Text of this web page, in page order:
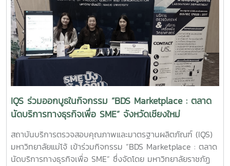
ลงพื้นที่ในครั้งนี้ นำโดย ผู้ช่วยศาสตราจารย์ ดร.ฉันทนา ซูแสวง
ทรัพย์ รองผู้อำนวยการฝ่ายวิจัยและนวัตกรรม และ นายพัฒน์ โก
จินอก หัวหน้าฝ่ายพัฒนาและส่งเสริมปัจจัยการผลิต พร้อมด้วย
บุคลากรในฝ่าย ได้แก่ นางสาววาสนา กาฬภักดี นักวิทยาศาสตร์
นายสหรัฐ ตั๋นก้อน เจ้าหน้าที่ขายจุลินทรีย์ และ นายนิวัช ออนศรี
ผู้ปฏิบัติงานเกษตร การให้คำแนะนำและสาธิตการใช้งานในครั้งนี้
มุ่งเน้นการถ่ายทอดองค์ความรู้เกี่ยวกับการใช้ผลิตภัณฑ์จุลินทรีย์
ให้เหมาะสมกับพื้นที่ใช้งานจริง พร้อมแลกเปลี่ยนข้อมูลและข้อ
เสนอแนะกับผู้ประกอบการ เพื่อให้สามารถนำผลิตภัณฑ์ไป
ประยุกต์ใช้ได้อย่างเกิดประสิทธิภาพสูงสุด และส่งเสริมการจัดการ
สิ่งแวดล้อมภายในธุรกิจโรงแรมอย่างยั่งยืน สถาบันบริการตรวจ
สอบคุณภาพและมาตรฐานผลิตภัณฑ์ มหาวิทยาลัยแม่โจ้ ยังคง
มุ่งมั่นในการพัฒนา ถ่ายทอดองค์ความรู้ และสนับสนุนการใช้
IQS ร่วมออกบูธในกิจกรรม “BDS Marketplace : ตลาด
นัดบริการทางธุรกิจเพื่อ SME” จังหวัดเชียงใหม่
สถาบันบริการตรวจสอบคุณภาพและมาตรฐานผลิตภัณฑ์ (IQS)
มหาวิทยาลัยแม่โจ้ เข้าร่วมกิจกรรม “BDS Marketplace : ตลาด
นัดบริการทางธุรกิจเพื่อ SME” ซึ่งจัดโดย มหาวิทยาลัยราชภัฏ